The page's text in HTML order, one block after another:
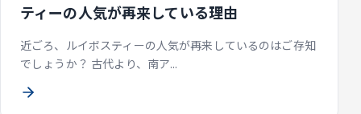
ティーの人気が再来している理由
近ごろ、ルイボスティーの人気が再来しているのはご存知
でしょうか？ 古代より、南ア...